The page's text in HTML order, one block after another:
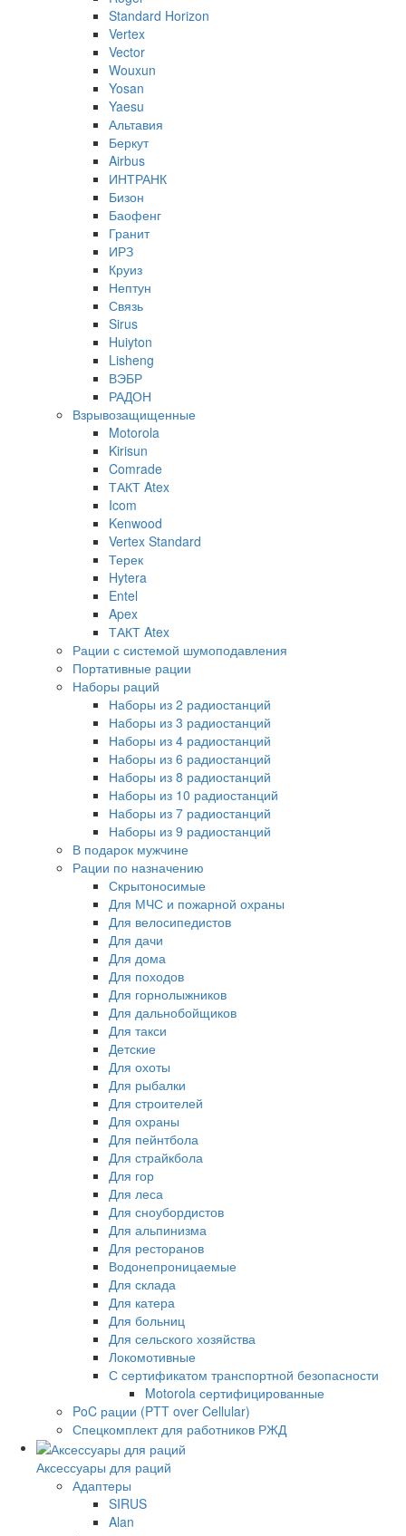
Standard Horizon
Vertex
Vector
Wouxun
Yosan
Yaesu
Альтавия
Беркут
Airbus
ИНТРАНК
Бизон
Баофенг
Гранит
ИРЗ
Круиз
Нептун
Связь
Sirus
Huiyton
Lisheng
ВЭБР
РАДОН
Взрывозащищенные
Motorola
Kirisun
Comrade
ТАКТ Atex
Icom
Kenwood
Vertex Standard
Терек
Hytera
Entel
Apex
ТАКТ Atex
Рации с системой шумоподавления
Портативные рации
Наборы раций
Наборы из 2 радиостанций
Наборы из 3 радиостанций
Наборы из 4 радиостанций
Наборы из 6 радиостанций
Наборы из 8 радиостанций
Наборы из 10 радиостанций
Наборы из 7 радиостанций
Наборы из 9 радиостанций
В подарок мужчине
Рации по назначению
Скрытоносимые
Для МЧС и пожарной охраны
Для велосипедистов
Для дачи
Для дома
Для походов
Для горнолыжников
Для дальнобойщиков
Для такси
Детские
Для охоты
Для рыбалки
Для строителей
Для охраны
Для пейнтбола
Для страйкбола
Для гор
Для леса
Для сноубордистов
Для альпинизма
Для ресторанов
Водонепроницаемые
Для склада
Для катера
Для больниц
Для сельского хозяйства
Локомотивные
С сертификатом транспортной безопасности
Motorola сертифицированные
PoC рации (PTT over Cellular)
Спецкомплект для работников РЖД
Аксессуары для раций
Адаптеры
SIRUS
Alan